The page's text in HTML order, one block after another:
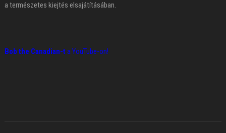
a természetes kiejtés elsajátításában.
Bob the Canadian-t a YouTube-on!